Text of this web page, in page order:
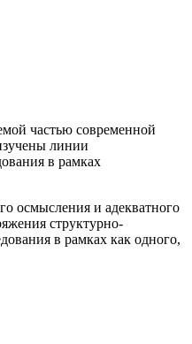
частью современной
линии
в рамках
осмысления и адекватного
структурно-
в рамках как одного,